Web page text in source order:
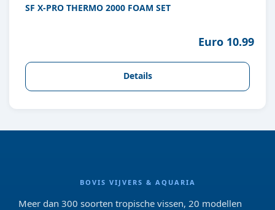
SF X-PRO THERMO 2000 FOAM SET
Euro 10.99
Details
BOVIS VIJVERS & AQUARIA
Meer dan 300 soorten tropische vissen, 20 modellen